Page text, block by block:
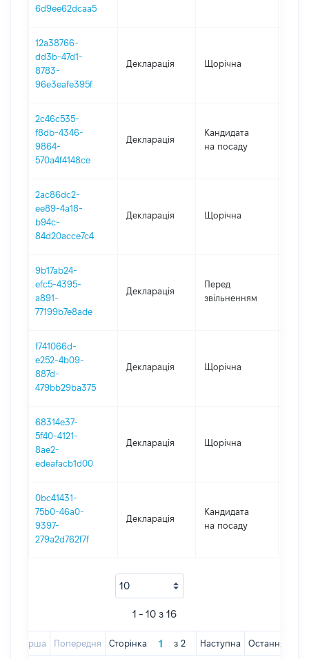
6d9ee62dcaa5
12a38766-
dd3b-47d1-
8783-
96e3eafe395f
Декларація Щорічна
2c46c535-
f8db-4346-
9864-
570a4f4148ce
Декларація
Кандидата
на посаду
2ac86dc2-
ee89-4a18-
b94c-
84d20acce7c4
Декларація Щорічна
9b17ab24-
efc5-4395-
a891-
77199b7e8ade
Декларація
Перед
звільненням
f741066d-
e252-4b09-
887d-
479bb29ba375
Декларація Щорічна
68314e37-
5f40-4121-
8ae2-
edeafacb1d00
Декларація Щорічна
0bc41431-
75b0-46a0-
9397-
279a2d762f7f
Декларація
Кандидата
на посаду
1 - 10 з 16
Перша Попередня Сторінка з 2 Наступна Остання